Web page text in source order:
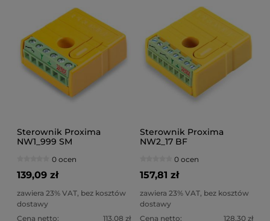
Sterownik Proxima
NW1_999 SM
0 ocen
139,09 zł
zawiera 23% VAT, bez kosztów
dostawy
Cena netto:
113,08 zł
Sterownik Proxima
NW2_17 BF
0 ocen
157,81 zł
zawiera 23% VAT, bez kosztów
dostawy
Cena netto:
128,30 zł